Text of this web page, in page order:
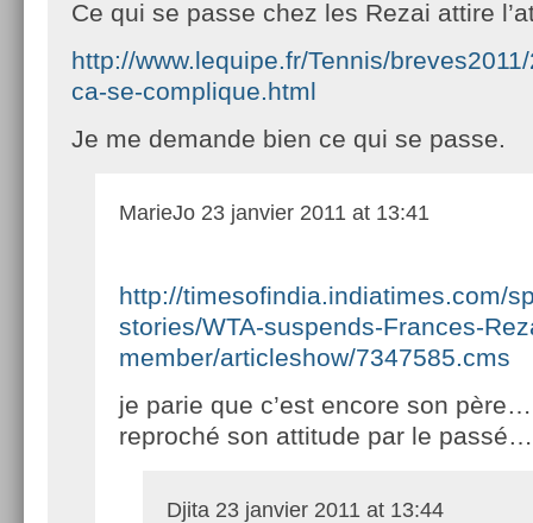
Ce qui se passe chez les Rezai attire
http://www.lequipe.fr/Tennis/
ca-se-complique.html
Je me demande bien ce qui se passe.
MarieJo 23 janvier 2011 at 13:41
http://timesofindia.indiatimes.com/
stories/WTA-suspends-Frances-
member/articleshow/7347585.cms
je parie que c’est encore son
reproché son attitude par le passé…
Djita 23 janvier 2011 at 13:44